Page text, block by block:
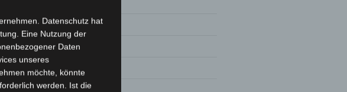
Mai 2019
Februar 2019
Januar 2019
Dezember 2018
Datenschutz hat
Eine Nutzung der
Daten
unseres
möchte, könnte
werden. Ist die